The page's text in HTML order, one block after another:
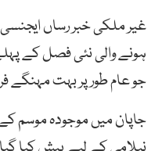
غیر ملکی خبر رساں
ہونے والی نئی فصل کے
جو عام طور پر بہت مہنگے
جاپان میں موجودہ موسم کے